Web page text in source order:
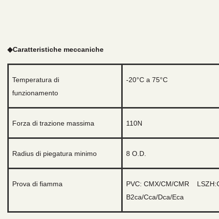
◆Caratteristiche meccaniche
Temperatura di
funzionamento
-20°C a 75°C
Forza di trazione massima 110N
Radius di piegatura minimo 8 O.D.
Prova di fiamma PVC: CMX/CM/CMR
B2ca/Cca/Dca/Eca